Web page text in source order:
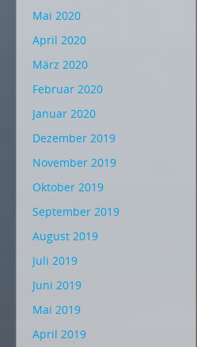
Mai 2020
April 2020
März 2020
Februar 2020
Januar 2020
Dezember 2019
November 2019
Oktober 2019
September 2019
August 2019
Juli 2019
Juni 2019
Mai 2019
April 2019